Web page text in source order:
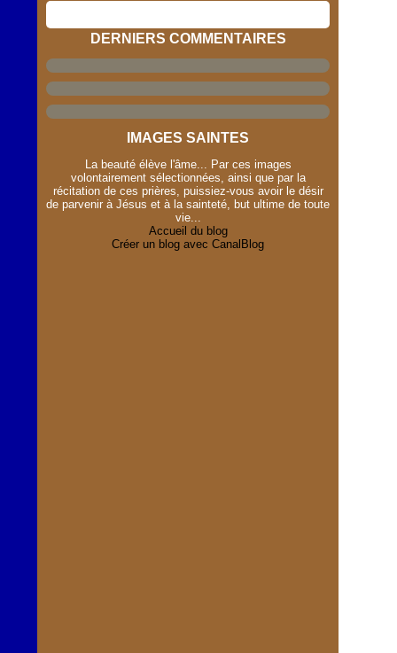
DERNIERS COMMENTAIRES
IMAGES SAINTES
La beauté élève l'âme... Par ces images
volontairement sélectionnées, ainsi que par la
récitation de ces prières, puissiez-vous avoir le désir
de parvenir à Jésus et à la sainteté, but ultime de toute
vie...
Accueil du blog
Créer un blog avec CanalBlog